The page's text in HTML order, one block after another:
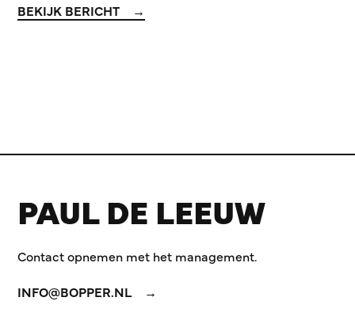
BEKIJK BERICHT
PAUL DE LEEUW
Contact opnemen met het management.
INFO@BOPPER.NL